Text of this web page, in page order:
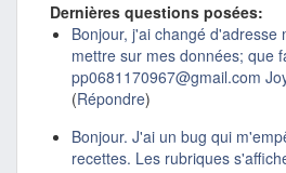
Dernières questions posées:
Bonjour, j'ai changé d'adresse
mettre sur mes données; que
pp0681170967@gmail.com
(Répondre)
Bonjour. J'ai un bug qui
recettes. Les rubriques